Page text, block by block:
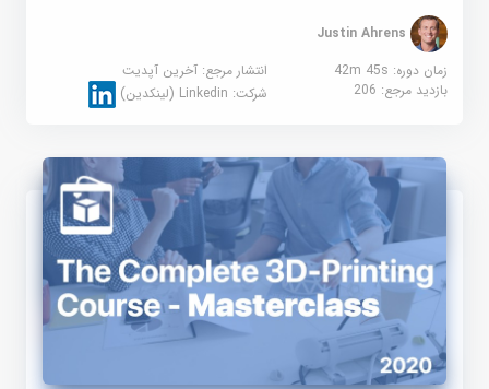
Justin Ahrens
زمان دوره: 42m 45s
انتشار مرجع:آخرین آپدیت
بازدید مرجع:206 شرکت:Linkedin (لینکدین)